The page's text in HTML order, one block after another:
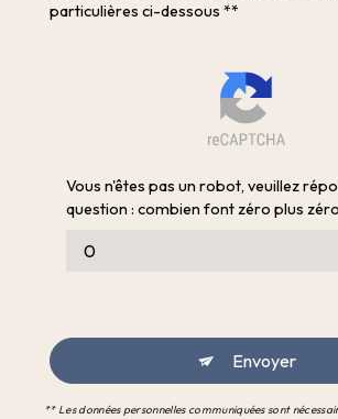
particulières ci-dessous **
Vous n'êtes pas un robot, veuillez
question : combien font zéro plus
Envoyer
** Les données personnelles communiquées sont